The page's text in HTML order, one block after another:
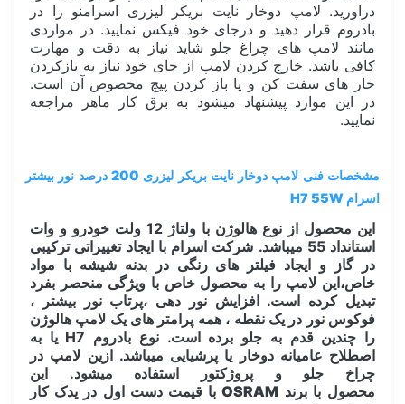
دراورید. لامپ دوخار نایت بریکر لیزری اسرامنو را در
بادروم قرار دهید و درجای خود فیکس نمایید. در مواردی
مانند لامپ های چراغ جلو شاید نیاز به دقت و مهارت
کافی باشد. خارج کردن لامپ از جای خود نیاز به بازکردن
خار های سفت کن و یا باز کردن پیچ مخصوص آن است.
در این موارد پیشنهاد میشود به برق کار ماهر مراجعه
نمایید.
مشخصات فنی لامپ دوخار نایت بریکر لیزری 200 درصد نور بیشتر
اسرام H7 55W
این محصول از نوع هالوژن با ولتاژ 12 ولت خودرو و وات
استانداد 55 میباشد. شرکت اسرام با ایجاد تغییراتی ترکیبی
در گاز و ایجاد فیلتر های رنگی در بدنه شیشه با مواد
خاص،این لامپ را به محصول خاص با ویژگی منحصر بفرد
تبدیل کرده است. افزایش نور دهی ،پرتاب نور بیشتر ،
فوکوس نور در یک نقطه ، همه پرامتر های یک لامپ هالوژن
را چندین قدم به جلو برده است. نوع بادروم H7 یا به
اصطلاح عامیانه دوخار یا پرشیایی میباشد. ازین لامپ در
چراخ جلو و پروژکتور استفاده میشود. این
محصولبا
برند OSRAM با قیمت دست اول در یدک کار